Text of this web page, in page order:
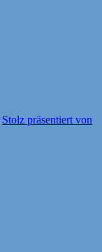
Stolz präsentiert von